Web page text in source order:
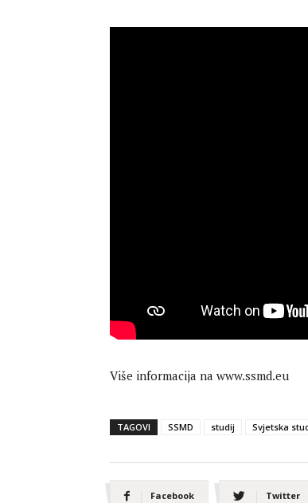
Više informacija na www.ssmd.eu
TAGOVI SSMD studij Svjetska
Facebook Twitter